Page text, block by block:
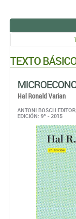
TEXTO
Hal Ronald Varian
ANTONI BOSCH
EDICIÓN: 9ª - 2015